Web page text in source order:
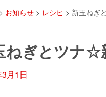
> お知らせ > レシピ > 新玉ねぎ
ねぎとツナ☆
月1日